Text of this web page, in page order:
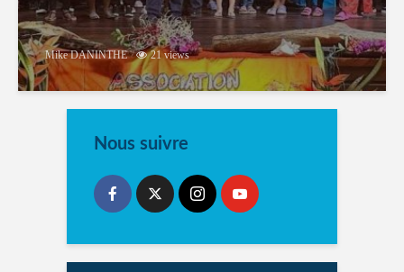
Mike DANINTHE 21 views
Nous suivre